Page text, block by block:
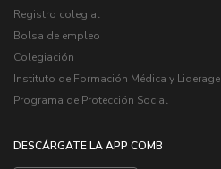
Registro colegial
Bolsa de empleo
Colegiación
Instituto de Formación Médica y Liderage
Programa de Protección Social
DESCÁRGATE LA APP COMB